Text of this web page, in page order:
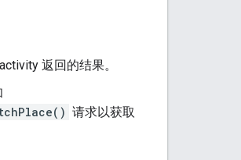
返回的结果。
请求以获取